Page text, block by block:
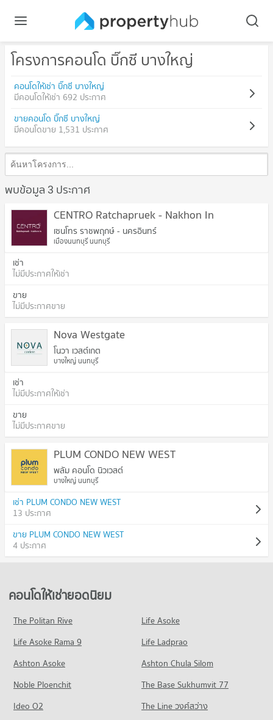
โครงการคอนโด บิ๊กซี บางใหญ่
คอนโดให้เช่า บิ๊กซี บางใหญ่
มีคอนโดให้เช่า 692 ประกาศ
ขายคอนโด บิ๊กซี บางใหญ่
มีคอนโดขาย 1,531 ประกาศ
พบข้อมูล 3 ประกาศ
CENTRO Ratchapruek - Nakhon In
เซนโทร ราชพฤกษ์ - นครอินทร์
เมืองนนทบุรี นนทบุรี
เช่า
ไม่มีประกาศให้เช่า
ขาย
ไม่มีประกาศขาย
Nova Westgate
โนวา เวสต์เกต
บางใหญ่ นนทบุรี
เช่า
ไม่มีประกาศให้เช่า
ขาย
ไม่มีประกาศขาย
PLUM CONDO NEW WEST
พลัม คอนโด นิวเวสต์
บางใหญ่ นนทบุรี
เช่า PLUM CONDO NEW WEST
13 ประกาศ
ขาย PLUM CONDO NEW WEST
4 ประกาศ
คอนโดให้เช่ายอดนิยม
The Politan Rive
Life Asoke
Life Asoke Rama 9
Life Ladprao
Ashton Asoke
Ashton Chula Silom
Noble Ploenchit
The Base Sukhumvit 77
Ideo O2
The Line วงศ์สว่าง